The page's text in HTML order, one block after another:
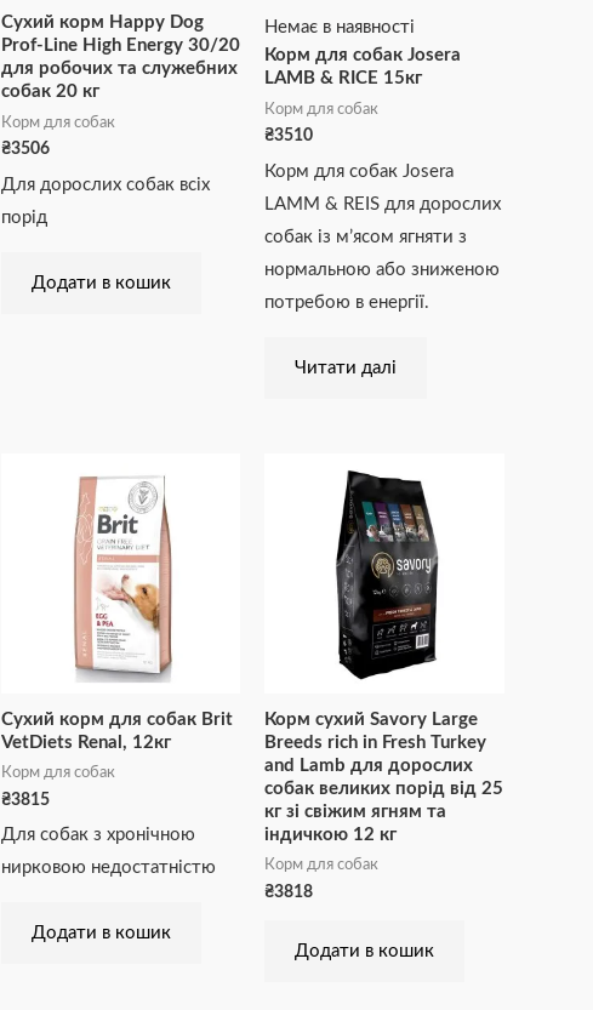
Сухий корм Happy Dog
Prof-Line High Energy 30/20
для робочих та служебних
собак 20 кг
Корм для собак
₴3506
Для дорослих собак всіх
порід
Додати в кошик
Немає в наявності
Корм для собак Josera
LAMB & RICE 15кг
Корм для собак
₴3510
Корм для собак Josera
LAMM & REIS для дорослих
собак із м’ясом ягняти з
нормальною або зниженою
потребою в енергії.
Читати далі
Сухий корм для собак Brit
VetDiets Renal, 12кг
Корм для собак
₴3815
Для собак з хронічною
нирковою недостатністю
Додати в кошик
Корм сухий Savory Large
Breeds rich in Fresh Turkey
and Lamb для дорослих
собак великих порід від 25
кг зі свіжим ягням та
індичкою 12 кг
Корм для собак
₴3818
Додати в кошик